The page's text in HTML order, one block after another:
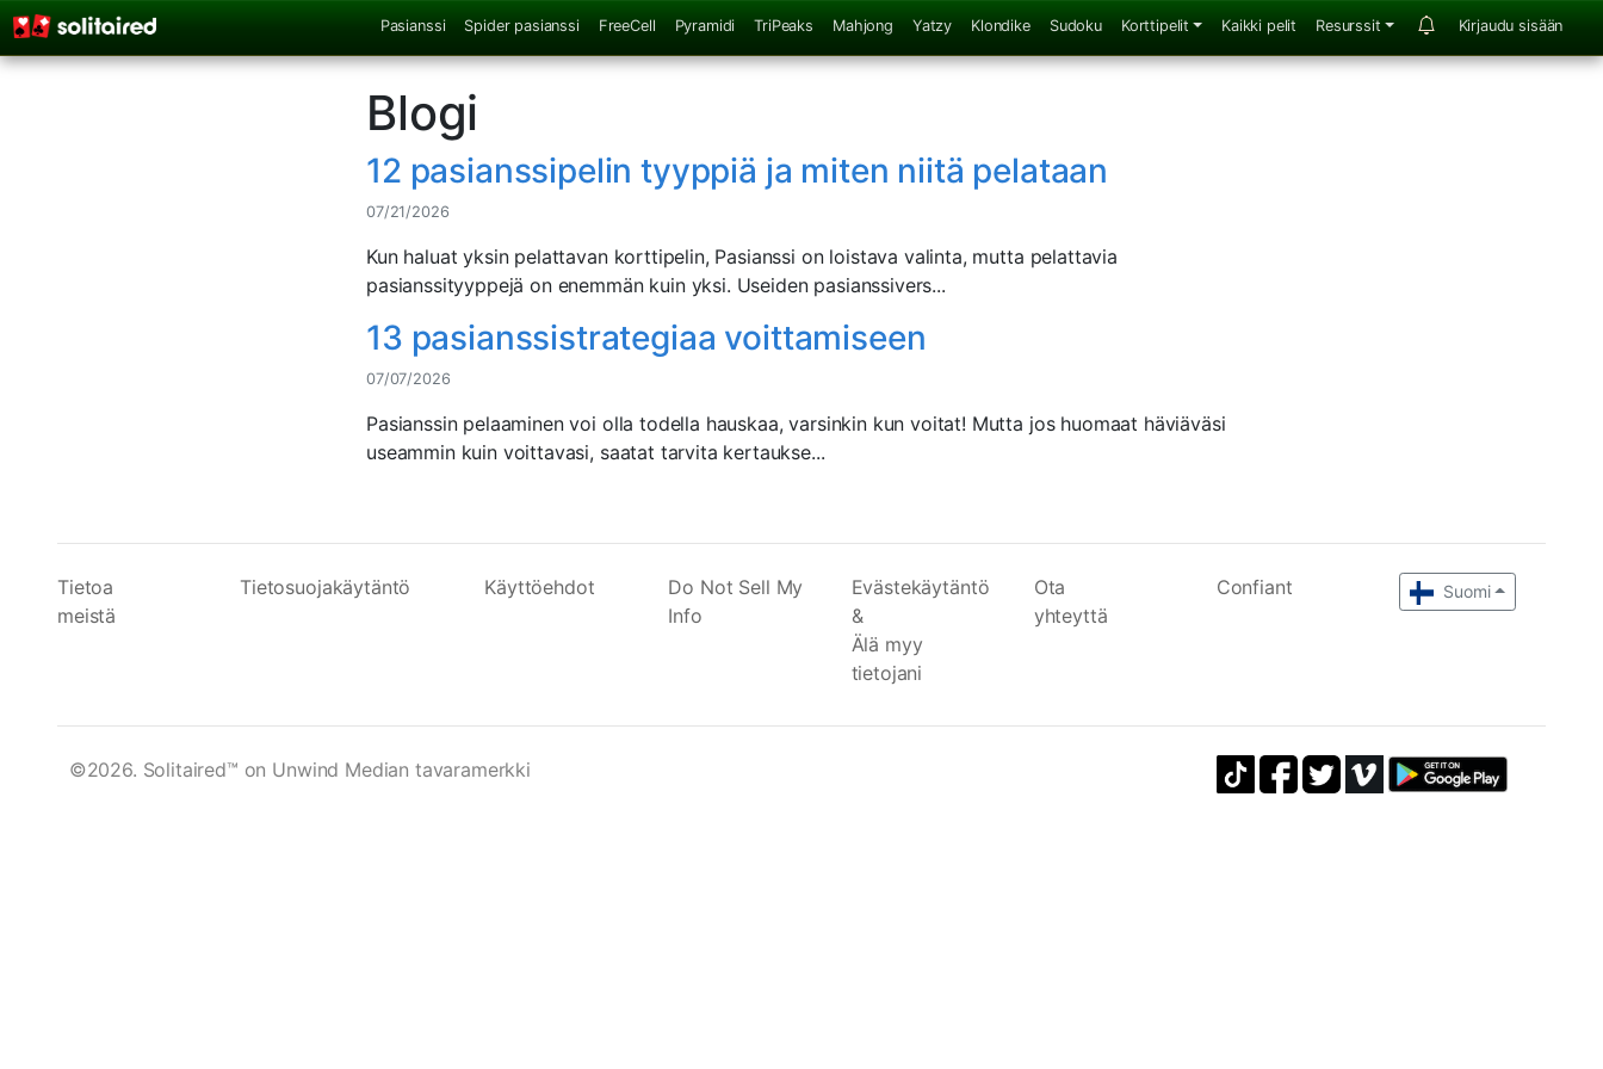
Pasianssi Spider pasianssi FreeCell Pyramidi TriPeaks Mahjong Yatzy Klondike Sudoku Korttipelit Kaikki pelit Resurssit Kirjaudu sisään
Blogi
12 pasianssipelin tyyppiä ja miten niitä pelataan
07/21/2026
Kun haluat yksin pelattavan korttipelin, Pasianssi on loistava valinta, mutta pelattavia
pasianssityyppejä on enemmän kuin yksi. Useiden pasianssivers...
13 pasianssistrategiaa voittamiseen
07/07/2026
Pasianssin pelaaminen voi olla todella hauskaa, varsinkin kun voitat! Mutta jos huomaat häviäväsi
useammin kuin voittavasi, saatat tarvita kertaukse...
Tietoa
meistä
Tietosuojakäytäntö Käyttöehdot
Do Not Sell My
Info
Evästekäytäntö
&
Älä myy
tietojani
Ota
yhteyttä
Confiant Suomi
©2026. Solitaired™ on Unwind Median tavaramerkki